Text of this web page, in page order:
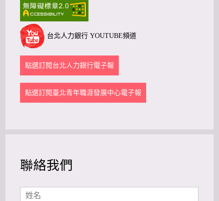
台北人力銀行 YOUTUBE頻道
點選訂閱台北人力銀行電子報
點選訂閱臺北青年職涯發展中心電子報
聯絡我們